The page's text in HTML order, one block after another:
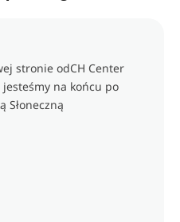
stronie odCH Center
jesteśmy na końcu po
Słoneczną